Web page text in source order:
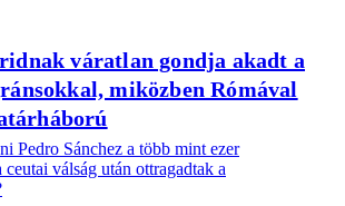
váratlan gondja akadt a
miközben Rómával
Pedro Sánchez a több mint ezer
válság után ottragadtak a